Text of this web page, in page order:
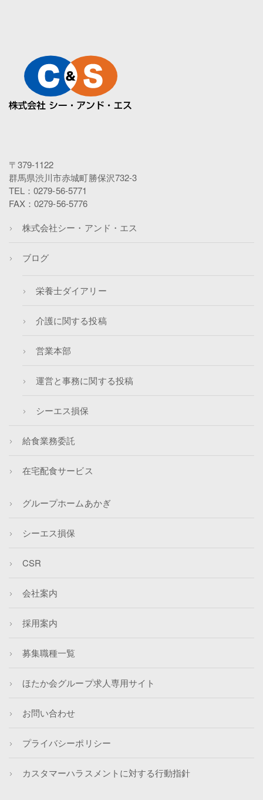
〒379-1122
群馬県渋川市赤城町勝保沢732-3
TEL：0279-56-5771
FAX：0279-56-5776
株式会社シー・アンド・エス
ブログ
栄養士ダイアリー
介護に関する投稿
営業本部
運営と事務に関する投稿
シーエス損保
給食業務委託
在宅配食サービス
グループホームあかぎ
シーエス損保
CSR
会社案内
採用案内
募集職種一覧
ほたか会グループ求人専用サイト
お問い合わせ
プライバシーポリシー
カスタマーハラスメントに対する行動指針